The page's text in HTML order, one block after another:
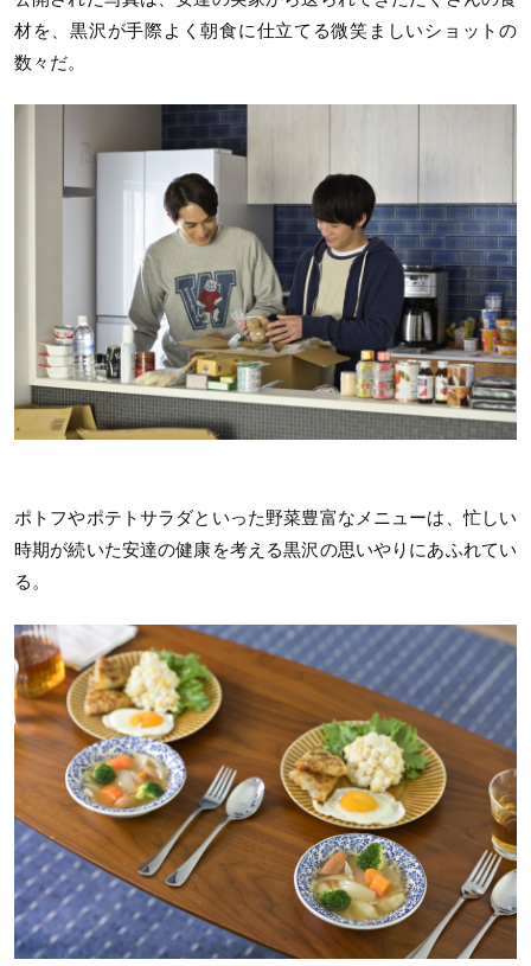
材を、黒沢が手際よく朝食に仕立てる微笑ましいショットの
数々だ。
ポトフやポテトサラダといった野菜豊富なメニューは、忙しい
時期が続いた安達の健康を考える黒沢の思いやりにあふれてい
る。